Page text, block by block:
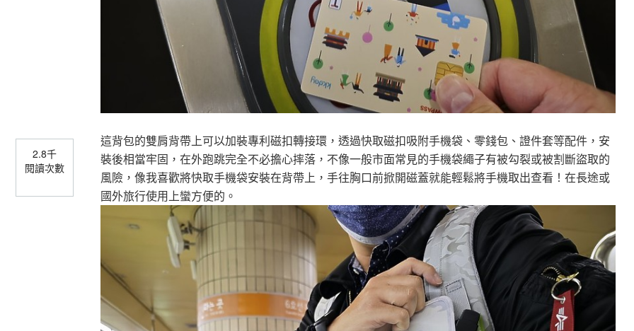
2.8千
閱讀次數
這背包的雙肩背帶上可以加裝專利磁扣轉接環，透過快取磁扣吸附手機袋、零錢包、證件套等配件，安
裝後相當牢固，在外跑跳完全不必擔心摔落，不像一般市面常見的手機袋繩子有被勾裂或被割斷盜取的
風險，像我喜歡將快取手機袋安裝在背帶上，手往胸口前掀開磁蓋就能輕鬆將手機取出查看！在長途或
國外旅行使用上蠻方便的。